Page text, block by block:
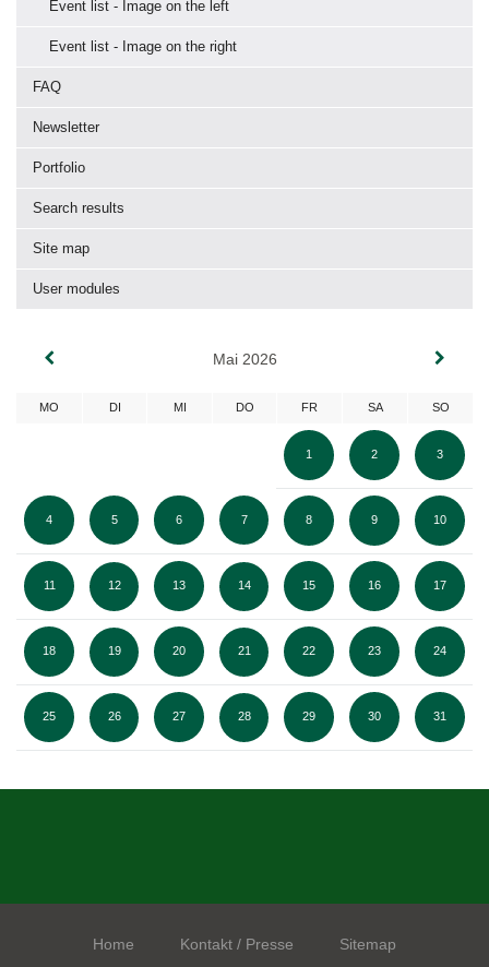
Event list - Image on the left
Event list - Image on the right
FAQ
Newsletter
Portfolio
Search results
Site map
User modules
Mai 2026
MO DI MI DO FR SA SO
1 2 3
4 5 6 7 8 9 10
11 12 13 14 15 16 17
18 19 20 21 22 23 24
25 26 27 28 29 30 31
Home Kontakt / Presse Sitemap